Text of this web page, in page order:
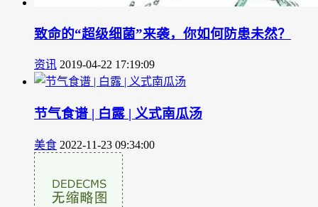
致命的“超级细菌”来袭，你如何防患未然？
资讯 2019-04-22 17:19:09
节气食谱 | 白露 | 义式南瓜汤
美食 2022-11-23 09:34:00